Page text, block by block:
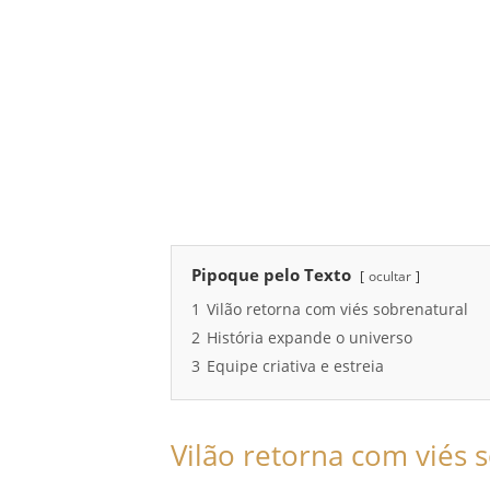
Pipoque pelo Texto ocultar
1 Vilão retorna com viés sobrenatural
2 História expande o universo
3 Equipe criativa e estreia
Vilão retorna com viés